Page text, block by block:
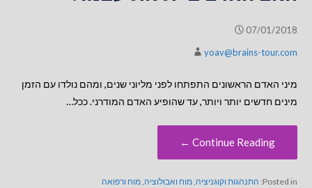
07/01/2018
yoav@brains-tour.com
מיני האדם הראשונים התפתחו לפני מליוני שנים, ומהם נולדו עם הזמן
מינים חדשים יותר ויותר, עד שהופיע האדם המודרני. ככל…
Continue Reading ←
Posted in: התנהגות וקוגניציה,מוח ואבולוציה,מוח ורפואה